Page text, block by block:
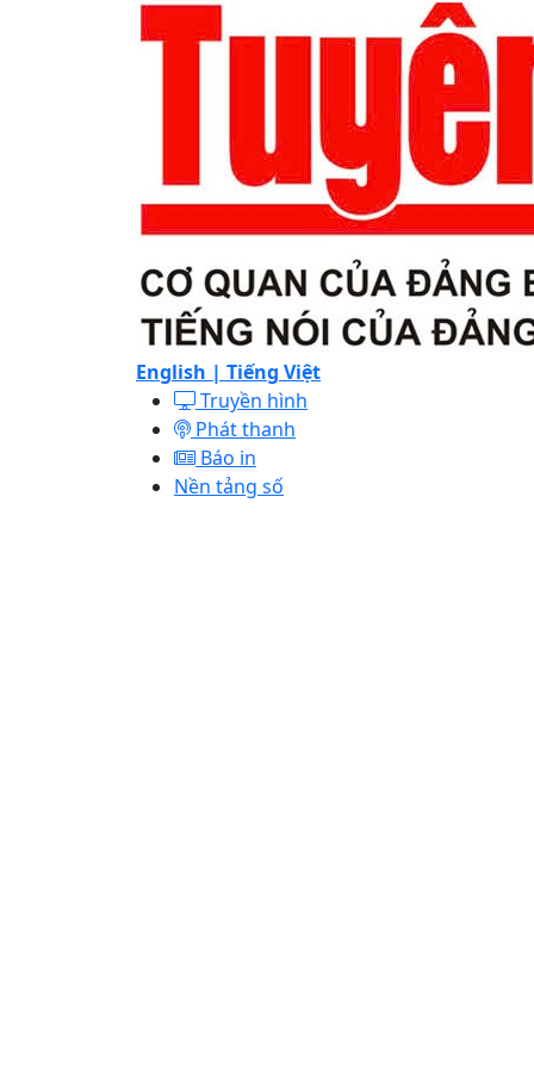
English | Tiếng Việt
Truyền hình
Phát thanh
Báo in
Nền tảng số